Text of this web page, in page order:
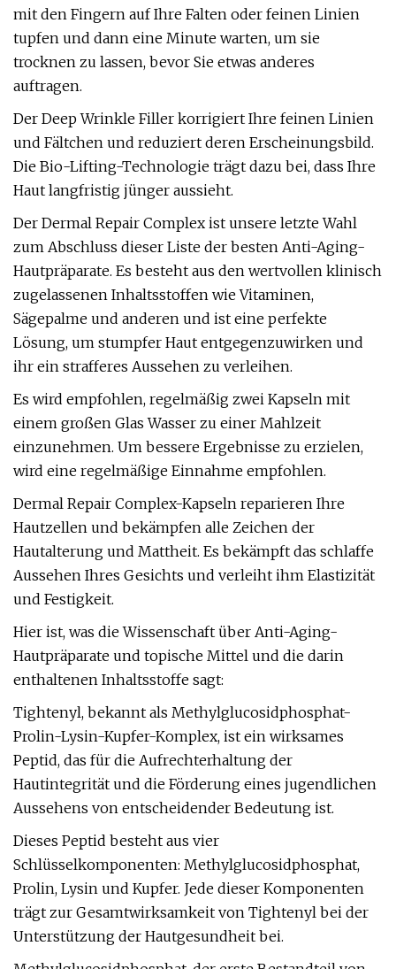
mit den Fingern auf Ihre Falten oder feinen Linien
tupfen und dann eine Minute warten, um sie
trocknen zu lassen, bevor Sie etwas anderes
auftragen.
Der Deep Wrinkle Filler korrigiert Ihre feinen Linien
und Fältchen und reduziert deren Erscheinungsbild.
Die Bio-Lifting-Technologie trägt dazu bei, dass Ihre
Haut langfristig jünger aussieht.
Der Dermal Repair Complex ist unsere letzte Wahl
zum Abschluss dieser Liste der besten Anti-Aging-
Hautpräparate. Es besteht aus den wertvollen klinisch
zugelassenen Inhaltsstoffen wie Vitaminen,
Sägepalme und anderen und ist eine perfekte
Lösung, um stumpfer Haut entgegenzuwirken und
ihr ein strafferes Aussehen zu verleihen.
Es wird empfohlen, regelmäßig zwei Kapseln mit
einem großen Glas Wasser zu einer Mahlzeit
einzunehmen. Um bessere Ergebnisse zu erzielen,
wird eine regelmäßige Einnahme empfohlen.
Dermal Repair Complex-Kapseln reparieren Ihre
Hautzellen und bekämpfen alle Zeichen der
Hautalterung und Mattheit. Es bekämpft das schlaffe
Aussehen Ihres Gesichts und verleiht ihm Elastizität
und Festigkeit.
Hier ist, was die Wissenschaft über Anti-Aging-
Hautpräparate und topische Mittel und die darin
enthaltenen Inhaltsstoffe sagt:
Tightenyl, bekannt als Methylglucosidphosphat-
Prolin-Lysin-Kupfer-Komplex, ist ein wirksames
Peptid, das für die Aufrechterhaltung der
Hautintegrität und die Förderung eines jugendlichen
Aussehens von entscheidender Bedeutung ist.
Dieses Peptid besteht aus vier
Schlüsselkomponenten: Methylglucosidphosphat,
Prolin, Lysin und Kupfer. Jede dieser Komponenten
trägt zur Gesamtwirksamkeit von Tightenyl bei der
Unterstützung der Hautgesundheit bei.